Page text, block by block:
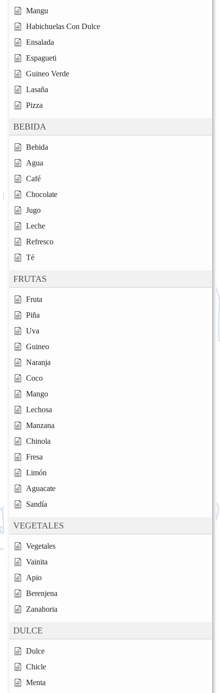
Mangu
Habichuelas Con Dulce
Ensalada
Espagueti
Guineo Verde
Lasaña
Pizza
BEBIDA
Bebida
Agua
Café
Chocolate
Jugo
Leche
Refresco
Té
FRUTAS
Fruta
Piña
Uva
Guineo
Naranja
Coco
Mango
Lechosa
Manzana
Chinola
Fresa
Limón
Aguacate
Sandía
VEGETALES
Vegetales
Vainita
Apio
Berenjena
Zanahoria
DULCE
Dulce
Chicle
Menta